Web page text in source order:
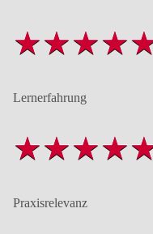
Lernerfahrung
Praxisrelevanz